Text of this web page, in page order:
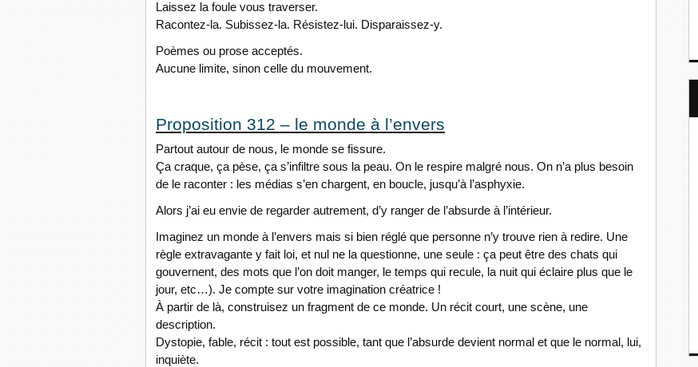
Laissez la foule vous traverser.
Racontez-la. Subissez-la. Résistez-lui. Disparaissez-y.
Poèmes ou prose acceptés.
Aucune limite, sinon celle du mouvement.
Proposition 312 – le monde à l’envers
Partout autour de nous, le monde se fissure.
Ça craque, ça pèse, ça s’infiltre sous la peau. On le respire malgré nous. On n’a plus besoin
de le raconter : les médias s’en chargent, en boucle, jusqu’à l’asphyxie.
Alors j’ai eu envie de regarder autrement, d’y ranger de l’absurde à l’intérieur.
Imaginez un monde à l’envers mais si bien réglé que personne n’y trouve rien à redire. Une
règle extravagante y fait loi, et nul ne la questionne, une seule : ça peut être des chats qui
gouvernent, des mots que l’on doit manger, le temps qui recule, la nuit qui éclaire plus que le
jour, etc…). Je compte sur votre imagination créatrice !
À partir de là, construisez un fragment de ce monde. Un récit court, une scène, une
description.
Dystopie, fable, récit : tout est possible, tant que l’absurde devient normal et que le normal, lui,
inquiète.